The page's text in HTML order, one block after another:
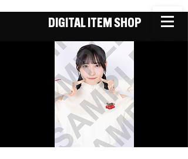
DIGITAL ITEM SHOP